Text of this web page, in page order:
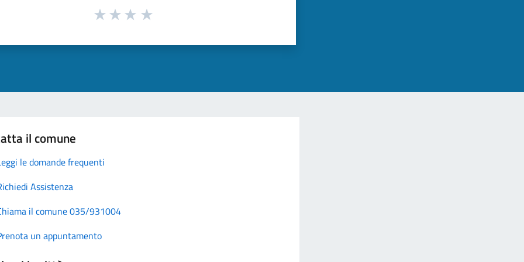
il comune
le domande frequenti
Assistenza
il comune 035/931004
un appuntamento